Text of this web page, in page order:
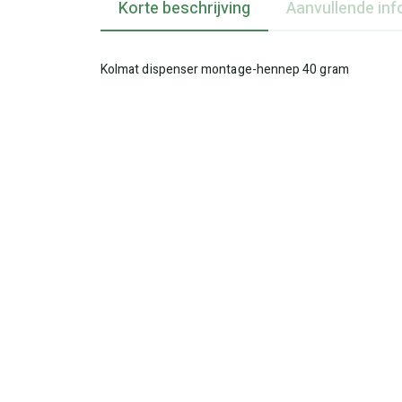
Korte beschrijving Aanvullende
Kolmat dispenser montage-hennep 40 gram